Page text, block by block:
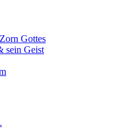
Gottes
sein Geist